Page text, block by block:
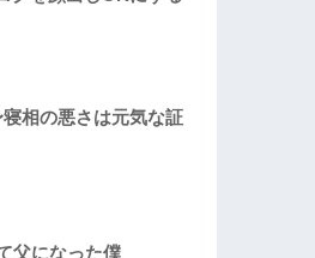
相の悪さは元気な証
父になった僕